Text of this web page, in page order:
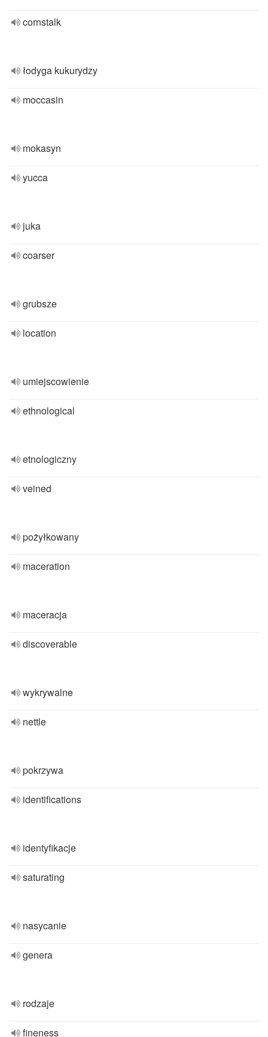
cornstalk
łodyga kukurydzy
moccasin
mokasyn
yucca
juka
coarser
grubsze
location
umiejscowienie
ethnological
etnologiczny
veined
pożyłkowany
maceration
maceracja
discoverable
wykrywalne
nettle
pokrzywa
identifications
identyfikacje
saturating
nasycanie
genera
rodzaje
fineness